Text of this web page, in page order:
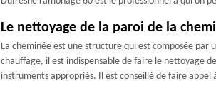
Le nettoyage de la paroi de la
La cheminée est une structure qui est composée par
chauffage, il est indispensable de faire le nettoyage
instruments appropriés. Il est conseillé de faire